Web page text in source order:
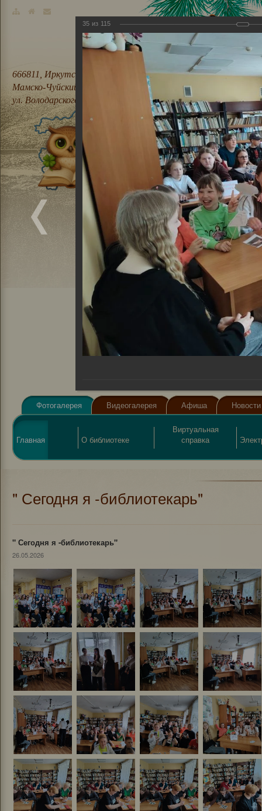
666811, Иркутская область,
Мамско-Чуйский район, п. Мама,
ул. Володарского, 21
Фотогалерея Видеогалерея Афиша Новости
Главная О библиотеке
Виртуальная
справка
" Сегодня я -библиотекарь"
" Сегодня я -библиотекарь"
26.05.2026
35 из 115